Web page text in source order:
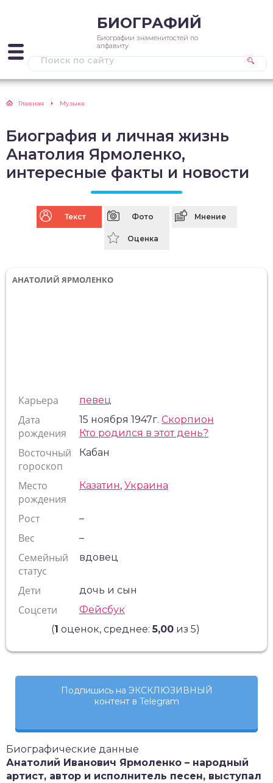
БИОГРАФИЙ
Биографии знаменитостей по
алфавиту
Главная Музыка
Биография и личная жизнь
Анатолия Ярмоленко,
интересные факты и новости
Текст Фото Мнение
Оценка
АНАТОЛИЙ ЯРМОЛЕНКО
Карьера певец
Дата
рождения
15 ноября 1947г. Скорпион
Кто родился в этот день?
Восточный
гороскоп
Кабан
Место
рождения
Казатин, Украина
Рост –
Вес –
Семейный
статус
вдовец
Дети дочь и сын
Соцсети
Фейсбук
(1 оценок, среднее:5,00 из 5)
Подпишись на ЭКСКЛЮЗИВНЫЙ
контент в Telegram
Биографические данные
Анатолий Иванович Ярмоленко – народный
артист, автор и исполнитель песен, выступал